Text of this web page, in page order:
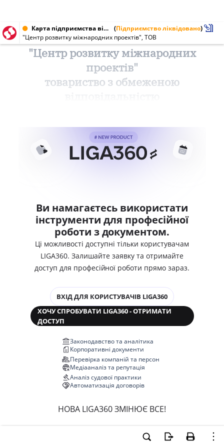
Карта підприємства від 18.11.1999 № 24939348 (Підприємство ліквідовано)
"Центр розвитку міжнародних проектів", ТОВ
"Центр розвитку міжнародних
проектів"
товариство з обмеженою
Ви намагаєтесь використати
інструменти для професійної
роботи з документом.
Ці можливості доступні тільки користувачам
LIGA360. Залишайте заявку та отримайте
доступ для професійної роботи прямо зараз.
ВХІД ДЛЯ КОРИСТУВАЧІВ LIGA360
ХОЧУ СПРОБУВАТИ LIGA360 - ОТРИМАТИ
ДОСТУП
Законодавство та аналітика
Корпоративні документи
Перевірка компаній та персон
Медіааналіз та репутація
Аналіз судової практики
Автоматизація договорів
НОВА LIGA360 ЗМІНЮЄ ВСЕ!